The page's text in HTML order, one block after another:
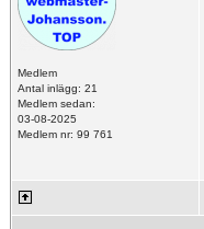
Medlem
Antal inlägg: 21
Medlem sedan:
03-08-2025
Medlem nr: 99 761